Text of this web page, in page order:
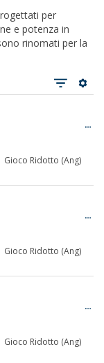
Vedi tutti
per
e potenza in
rinomati per la
Gioco Ridotto (Ang)
Gioco Ridotto (Ang)
Gioco Ridotto (Ang)